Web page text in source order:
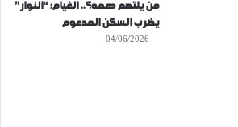
من يلتهم دعمه؟.. الغيام: “النوار”
يضرب السكن المدعوم
04/06/2026